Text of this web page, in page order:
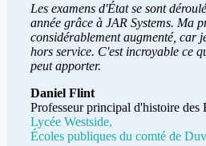
Les examens d'État se sont
année grâce à JAR Systems. Ma
considérablement augmenté, car
hors service. C'est incroyable ce
peut apporter.
Daniel Flint
Professeur principal d'histoire des
Lycée Westside,
Écoles publiques du comté de